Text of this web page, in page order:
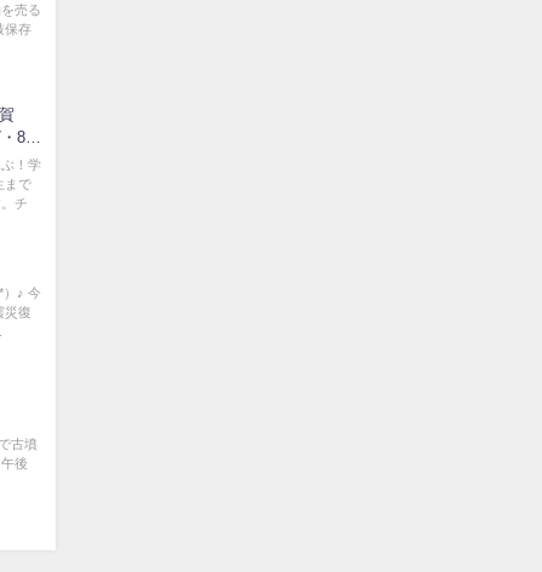
売る
保存
8、
！学
まで
チ
♪ 今
災復
古墳
後